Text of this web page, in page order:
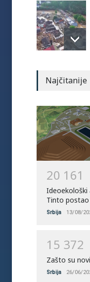
Najčitanije
20 1 61
Ideoekološki
Tinto postao
Srbija 13/08/
1 5 372
Zašto su
Srbija 26/06/